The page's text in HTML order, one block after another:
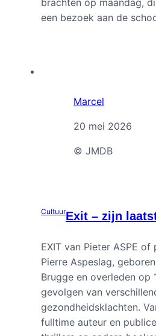
brachten op maandag,
een bezoek aan de
Marcel
20 mei 2026
© JMDB
CultuurExit – zijn
EXIT van Pieter ASPE of
Pierre Aspeslag,
Brugge en overleden op
gevolgen van
gezondheidsklachten.
fulltime auteur en